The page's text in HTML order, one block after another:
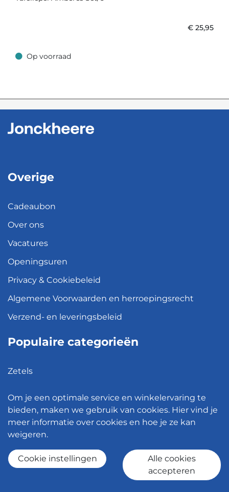
€ 25,95
Op voorraad
Op voorraad
Overige
Cadeaubon
Over ons
Vacatures
Openingsuren
Privacy & Cookiebeleid
Algemene Voorwaarden en herroepingsrecht
Verzend- en leveringsbeleid
Populaire categorieën
Zetels
Hanglampen
Bureaustoelen
© 2026 - Meubelen Jonckheere -
Om je een optimale service en winkelervaring te
bieden, maken we gebruik van cookies. Hier vind je
meer informatie over cookies en hoe je ze kan
weigeren.
Cookie instellingen
Alle cookies
accepteren